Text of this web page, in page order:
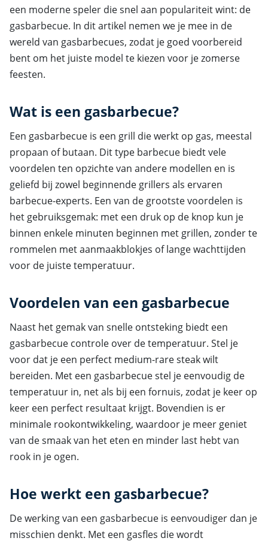
een moderne speler die snel aan populariteit wint: de
gasbarbecue. In dit artikel nemen we je mee in de
wereld van gasbarbecues, zodat je goed voorbereid
bent om het juiste model te kiezen voor je zomerse
feesten.
Wat is een gasbarbecue?
Een gasbarbecue is een grill die werkt op gas, meestal
propaan of butaan. Dit type barbecue biedt vele
voordelen ten opzichte van andere modellen en is
geliefd bij zowel beginnende grillers als ervaren
barbecue-experts. Een van de grootste voordelen is
het gebruiksgemak: met een druk op de knop kun je
binnen enkele minuten beginnen met grillen, zonder te
rommelen met aanmaakblokjes of lange wachttijden
voor de juiste temperatuur.
Voordelen van een gasbarbecue
Naast het gemak van snelle ontsteking biedt een
gasbarbecue controle over de temperatuur. Stel je
voor dat je een perfect medium-rare steak wilt
bereiden. Met een gasbarbecue stel je eenvoudig de
temperatuur in, net als bij een fornuis, zodat je keer op
keer een perfect resultaat krijgt. Bovendien is er
minimale rookontwikkeling, waardoor je meer geniet
van de smaak van het eten en minder last hebt van
rook in je ogen.
Hoe werkt een gasbarbecue?
De werking van een gasbarbecue is eenvoudiger dan je
misschien denkt. Met een gasfles die wordt